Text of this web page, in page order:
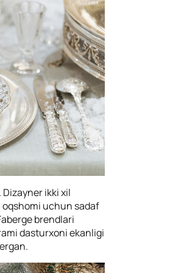
ikki xil
oqshomi uchun sadaf
brendlari
dasturxoni ekanligi